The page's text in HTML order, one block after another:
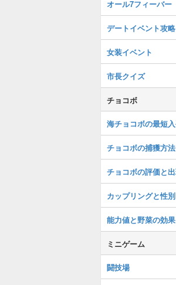
オール7フィーバー
デートイベント攻略
女装イベント
市長クイズ
チョコボ
海チョコボの最短
チョコボの捕獲方法
チョコボの評価と
カップリングと性別
能力値と野菜の効果
ミニゲーム
闘技場